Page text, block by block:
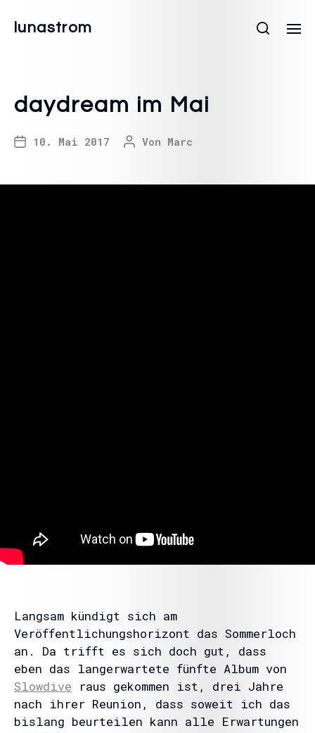
lunastrom
daydream im Mai
10. Mai 2017 Von Marc
Langsam kündigt sich am
Veröffentlichungshorizont das Sommerloch
an. Da trifft es sich doch gut, dass
eben das langerwartete fünfte Album von
Slowdive raus gekommen ist, drei Jahre
nach ihrer Reunion, dass soweit ich das
bislang beurteilen kann alle Erwartungen